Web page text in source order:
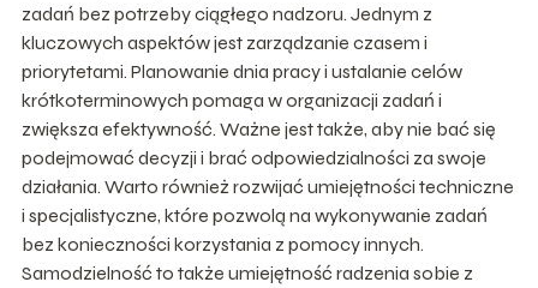
zadań bez potrzeby ciągłego nadzoru. Jednym z
kluczowych aspektów jest zarządzanie czasem i
priorytetami. Planowanie dnia pracy i ustalanie celów
krótkoterminowych pomaga w organizacji zadań i
zwiększa efektywność. Ważne jest także, aby nie bać się
podejmować decyzji i brać odpowiedzialności za swoje
działania. Warto również rozwijać umiejętności techniczne
i specjalistyczne, które pozwolą na wykonywanie zadań
bez konieczności korzystania z pomocy innych.
Samodzielność to także umiejętność radzenia sobie z